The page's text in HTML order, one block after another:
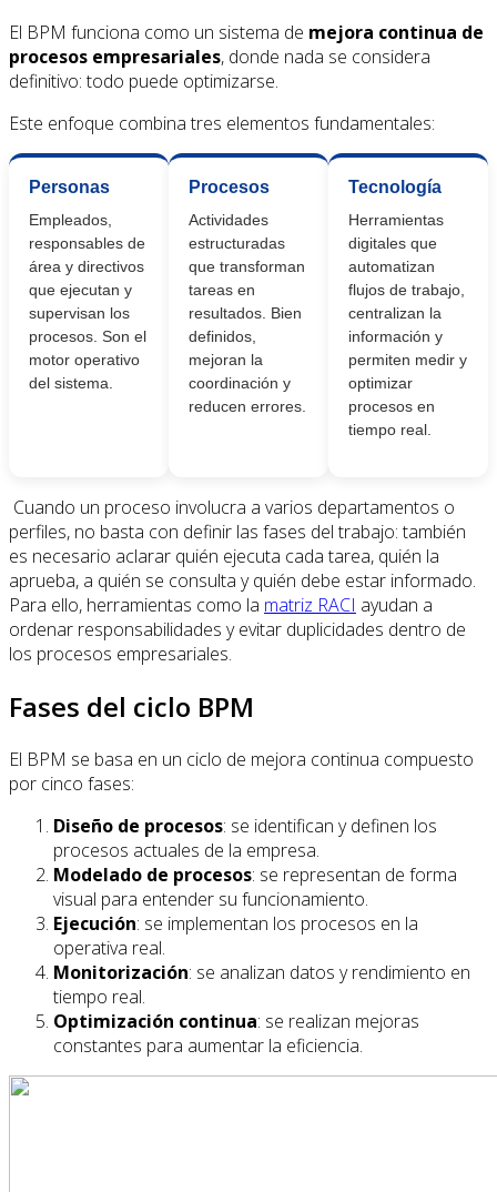
El BPM funciona como un sistema de mejora continua de
procesos empresariales, donde nada se considera
definitivo: todo puede optimizarse.
Este enfoque combina tres elementos fundamentales:
Personas
Empleados,
responsables de
área y directivos
que ejecutan y
supervisan los
procesos. Son el
motor operativo
del sistema.
Procesos
Actividades
estructuradas
que transforman
tareas en
resultados. Bien
definidos,
mejoran la
coordinación y
reducen errores.
Tecnología
Herramientas
digitales que
automatizan
flujos de trabajo,
centralizan la
información y
permiten medir y
optimizar
procesos en
tiempo real.
Cuando un proceso involucra a varios departamentos o
perfiles, no basta con definir las fases del trabajo: también
es necesario aclarar quién ejecuta cada tarea, quién la
aprueba, a quién se consulta y quién debe estar informado.
Para ello, herramientas como la matriz RACI ayudan a
ordenar responsabilidades y evitar duplicidades dentro de
los procesos empresariales.
Fases del ciclo BPM
El BPM se basa en un ciclo de mejora continua compuesto
por cinco fases:
Diseño de procesos: se identifican y definen los
procesos actuales de la empresa.
Modelado de procesos: se representan de forma
visual para entender su funcionamiento.
Ejecución: se implementan los procesos en la
operativa real.
Monitorización: se analizan datos y rendimiento en
tiempo real.
Optimización continua: se realizan mejoras
constantes para aumentar la eficiencia.